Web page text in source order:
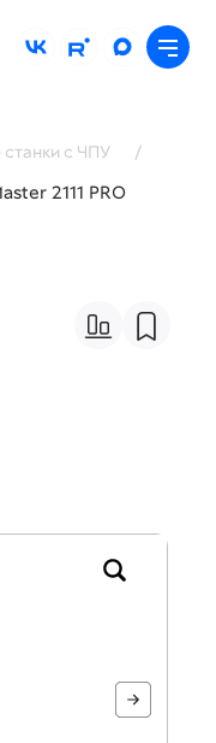
с ЧПУ
/
2111 PRO